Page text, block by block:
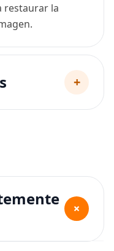
restaurar la
+
+